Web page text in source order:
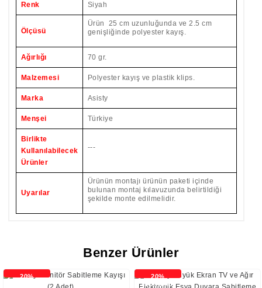
Renk Siyah
Ölçüsü
Ürün 25 cm uzunluğunda ve 2.5 cm
genişliğinde polyester kayış.
Ağırlığı 70 gr.
Malzemesi Polyester kayış ve plastik klips.
Marka Asisty
Menşei Türkiye
Birlikte
Kullanılabilecek
Ürünler
---
Uyarılar
Ürünün montajı ürünün paketi içinde
bulunan montaj kılavuzunda belirtildiği
şekilde monte edilmelidir.
Benzer Ürünler
20%
20%
İNDİRİMLİ